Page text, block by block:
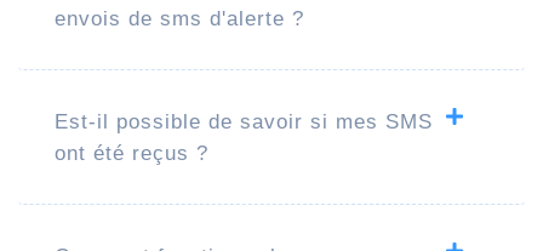
envois de sms d'alerte ?
Est-il possible de savoir si mes SMS
ont été reçus ?